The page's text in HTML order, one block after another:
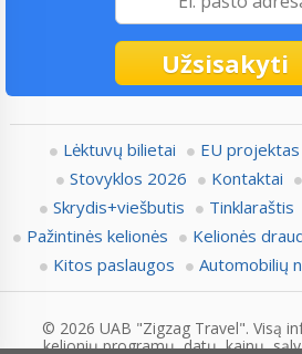
Užsisakyti
Lėktuvų bilietai EU projektas
Stovyklos 2026
Kontaktai
Skrydis+viešbutis
Tinklaraštis
Pažintinės kelionės
Kelionės
Kitos paslaugos
Automobilių
© 2026 UAB "Zigzag Travel". Visą
kelionių programų, datų, kainų,